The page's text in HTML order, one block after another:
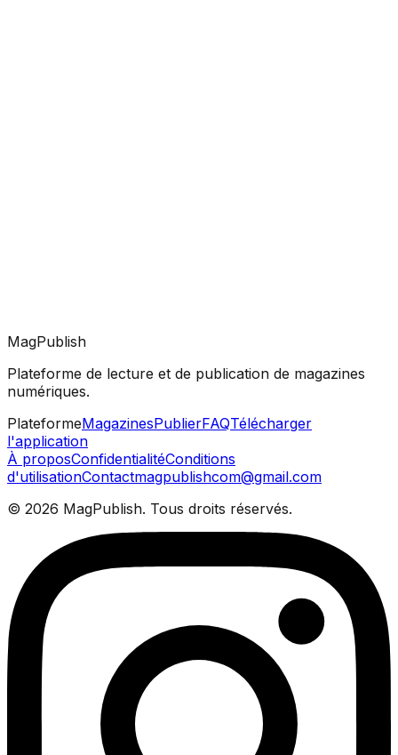
MagPublish
Plateforme de lecture et de publication de magazines
numériques.
PlateformeMagazinesPublierFAQTélécharger
l'application
À proposConfidentialitéConditions
d'utilisationContactmagpublishcom@gmail.com
© 2026 MagPublish. Tous droits réservés.